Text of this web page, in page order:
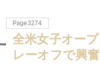
Page3274
全米女子オー
レーオフで興奮